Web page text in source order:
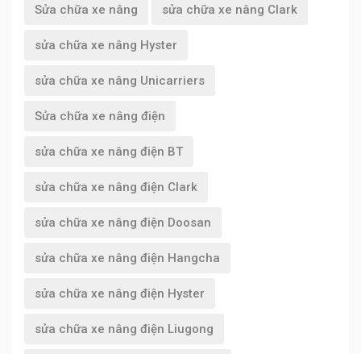
Sửa chữa xe nâng sửa chữa xe nâng Clark
sửa chữa xe nâng Hyster
sửa chữa xe nâng Unicarriers
Sửa chữa xe nâng điện
sửa chữa xe nâng điện BT
sửa chữa xe nâng điện Clark
sửa chữa xe nâng điện Doosan
sửa chữa xe nâng điện Hangcha
sửa chữa xe nâng điện Hyster
sửa chữa xe nâng điện Liugong